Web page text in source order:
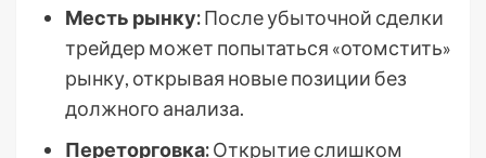
Месть рынку:После убыточной сделки
трейдер может попытаться «отомстить»
рынку, открывая новые позиции без
должного анализа.
Переторговка:Открытие слишком